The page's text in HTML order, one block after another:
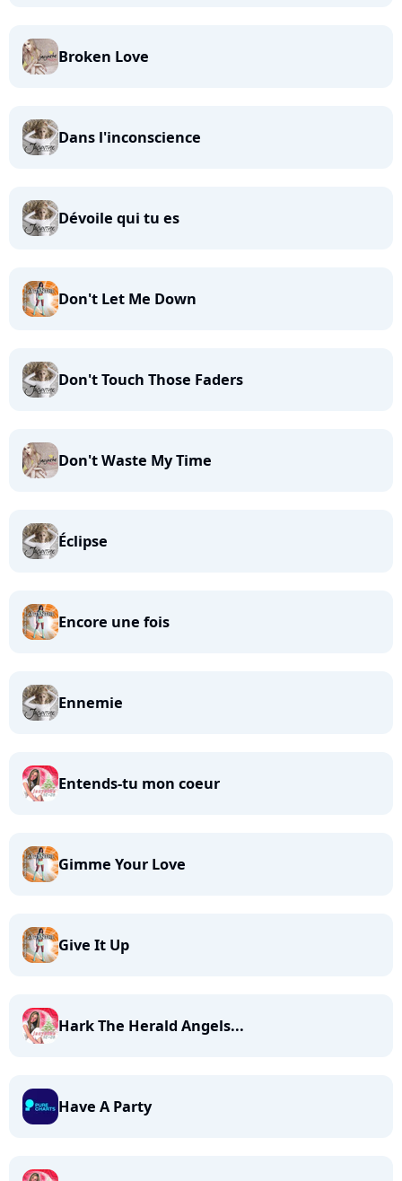
Broken Love
Dans l'inconscience
Dévoile qui tu es
Don't Let Me Down
Don't Touch Those Faders
Don't Waste My Time
Éclipse
Encore une fois
Ennemie
Entends-tu mon coeur
Gimme Your Love
Give It Up
Hark The Herald Angels...
Have A Party